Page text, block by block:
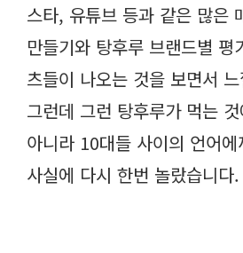
스타, 유튜브 등과 같은 많은
만들기와 탕후루 브랜드별 평
츠들이 나오는 것을 보면서
그런데 그런 탕후루가 먹는
아니라 10대들 사이의 언어
사실에 다시 한번 놀랐습니다.